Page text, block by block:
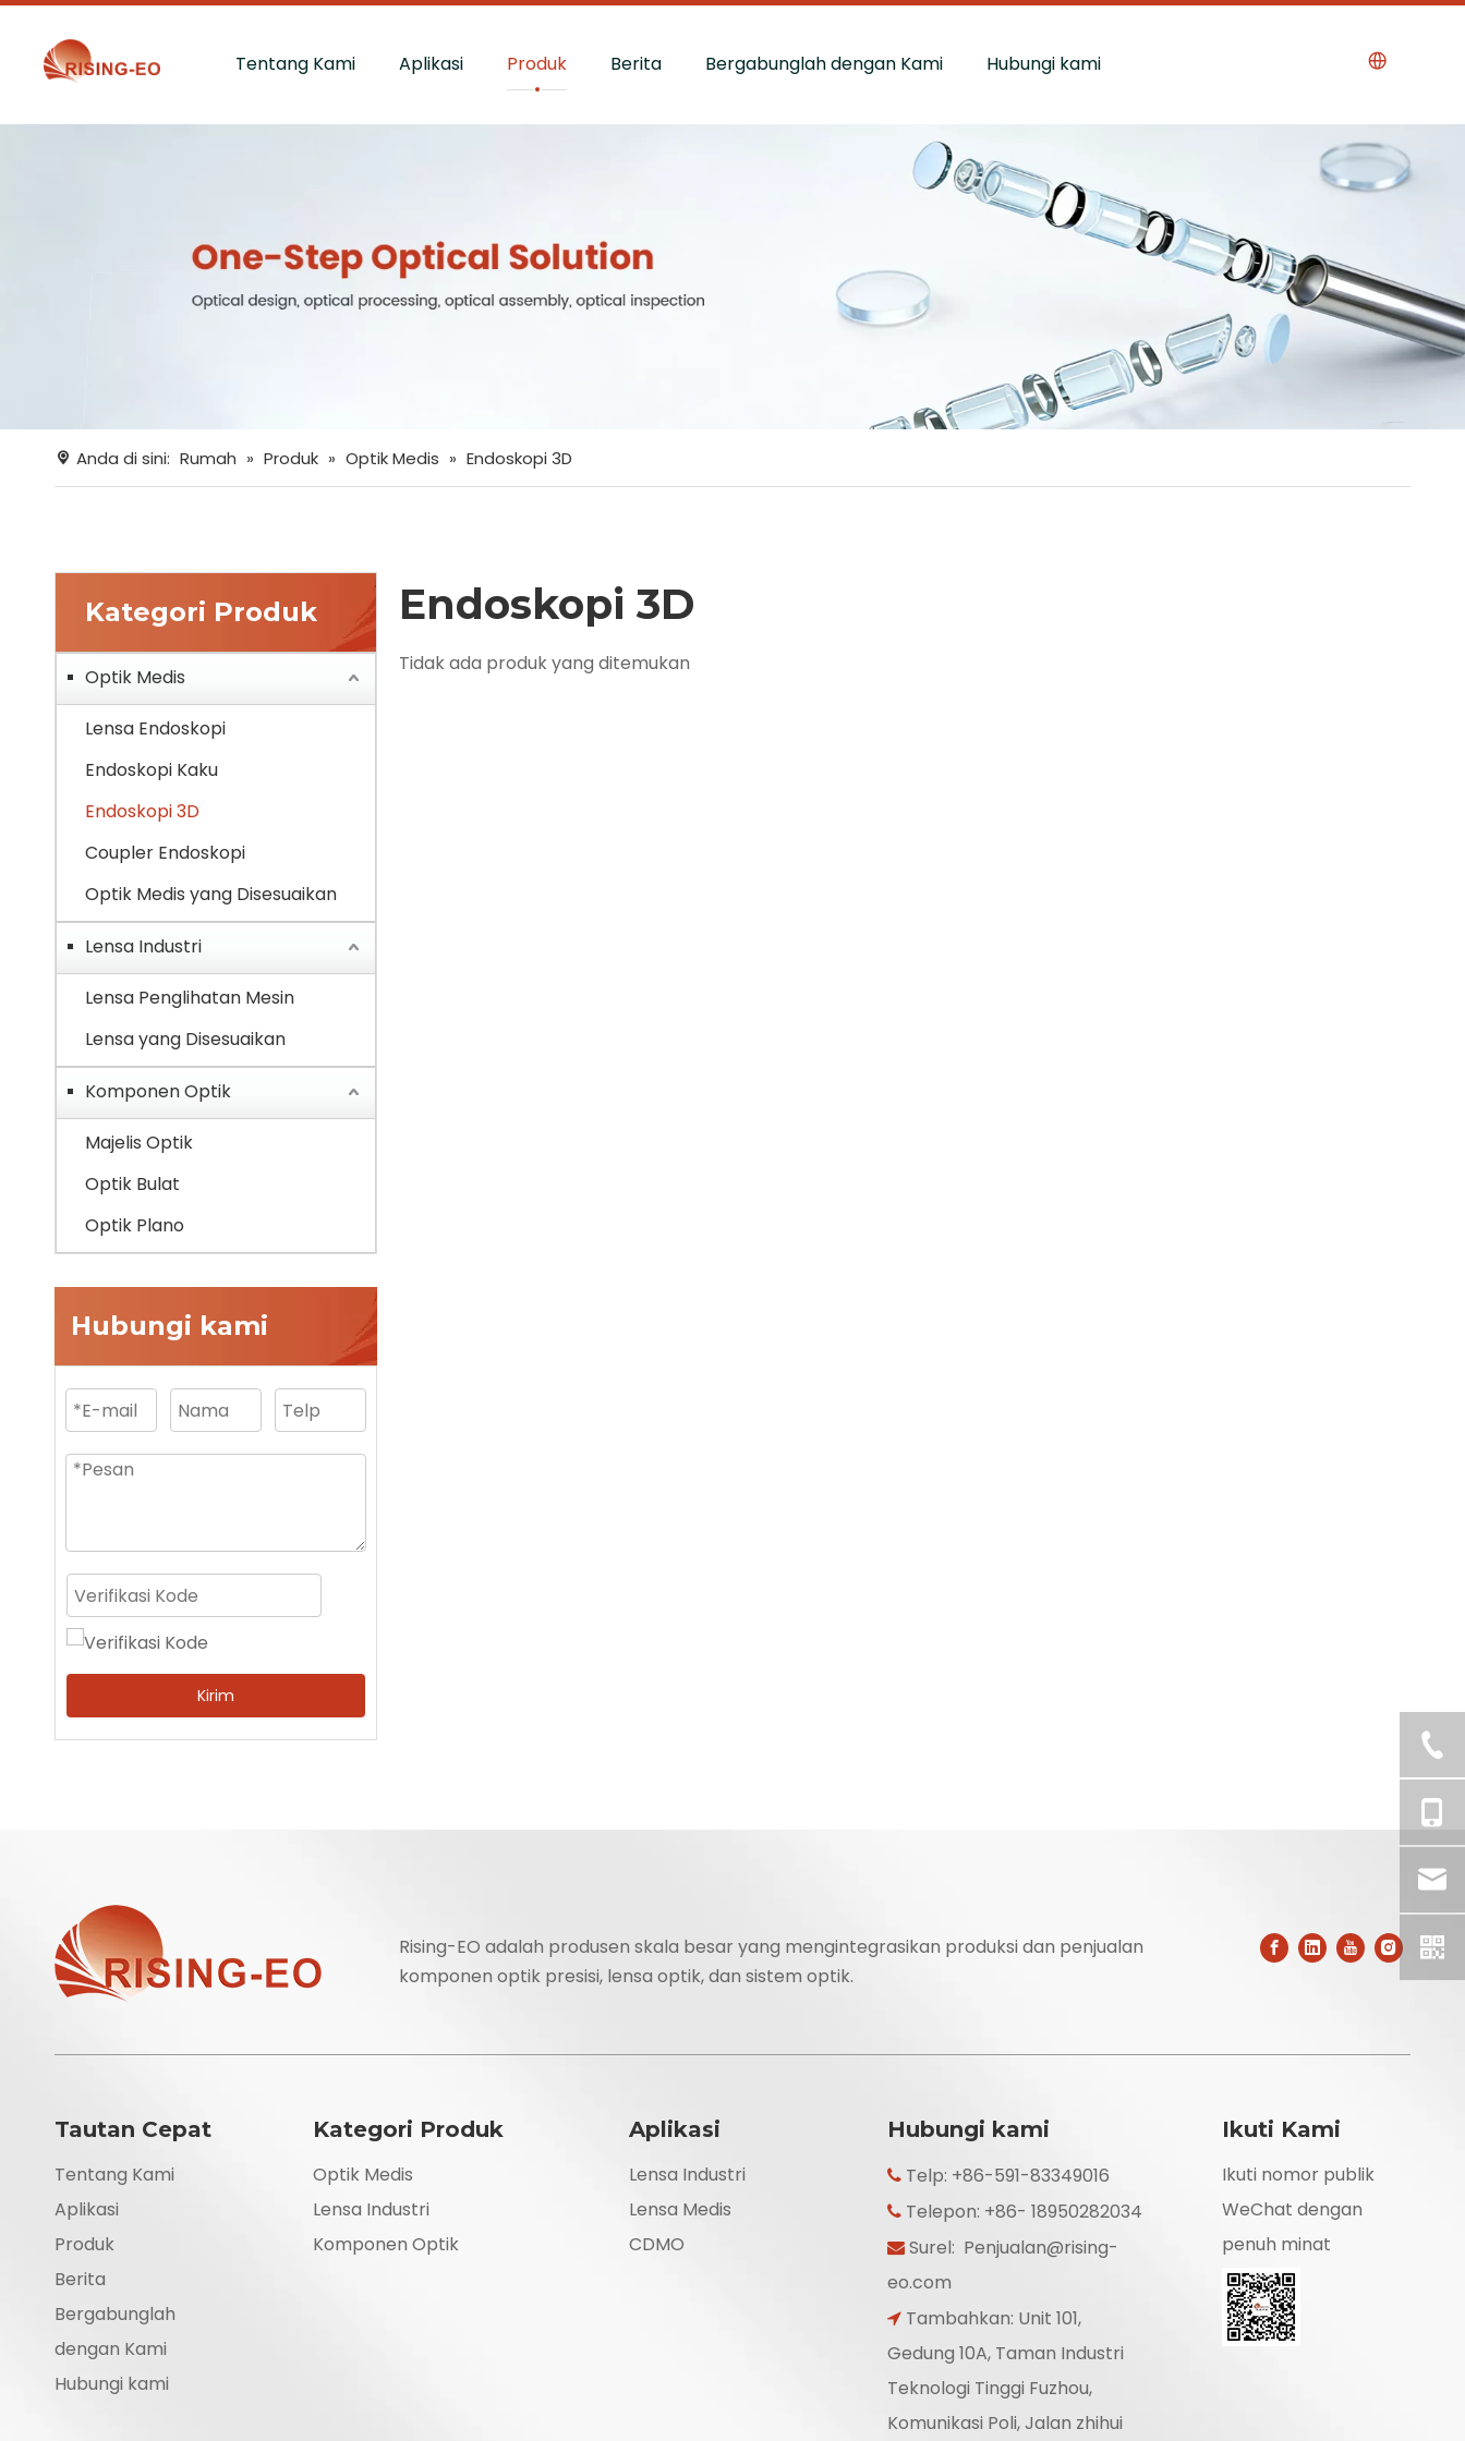
Tentang Kami Aplikasi Produk Berita Bergabunglah dengan Kami Hubungi kami
Anda di sini: Rumah » Produk » Optik Medis » Endoskopi 3D
Kategori Produk
Optik Medis
Lensa Endoskopi
Endoskopi Kaku
Endoskopi 3D
Coupler Endoskopi
Optik Medis yang Disesuaikan
Lensa Industri
Lensa Penglihatan Mesin
Lensa yang Disesuaikan
Komponen Optik
Majelis Optik
Optik Bulat
Optik Plano
Hubungi kami
Kirim
Endoskopi 3D
Tidak ada produk yang ditemukan
Rising-EO adalah produsen skala besar yang mengintegrasikan produksi dan penjualan
komponen optik presisi, lensa optik, dan sistem optik.
Tautan Cepat
Tentang Kami
Aplikasi
Produk
Berita
Bergabunglah
dengan Kami
Hubungi kami
Kategori Produk
Optik Medis
Lensa Industri
Komponen Optik
Aplikasi
Lensa Industri
Lensa Medis
CDMO
Hubungi kami
 Telp: +86-591-83349016
 Telepon: +86- 18950282034
Surel: Penjualan@rising-
eo.com
 Tambahkan: Unit 101,
Gedung 10A, Taman Industri
Teknologi Tinggi Fuzhou,
Komunikasi Poli, Jalan zhihui
Ikuti Kami
Ikuti nomor publik
WeChat dengan
penuh minat